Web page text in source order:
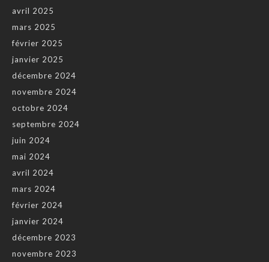
avril 2025
mars 2025
février 2025
janvier 2025
décembre 2024
novembre 2024
octobre 2024
septembre 2024
juin 2024
mai 2024
avril 2024
mars 2024
février 2024
janvier 2024
décembre 2023
novembre 2023